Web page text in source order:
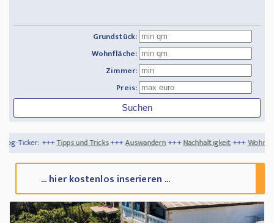
Grundstück:
Wohnfläche:
Zimmer:
Preis:
und Tricks+++Auswandern+++Nachhaltigkeit+++Wohnung kaufen billiger
... hier kostenlos inserieren ...